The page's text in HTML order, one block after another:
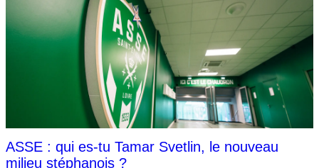
ASSE : qui es-tu Tamar Svetlin, le nouveau
milieu stéphanois ?